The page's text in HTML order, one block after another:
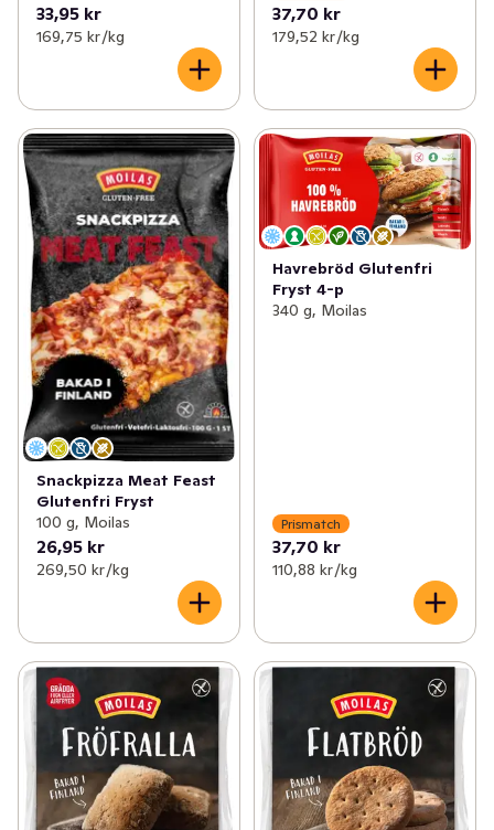
33,95 kr
169,75 kr /kg
37,70 kr
179,52 kr /kg
Snackpizza Meat Feast
Glutenfri Fryst
100 g, Moilas
26,95 kr
269,50 kr /kg
Havrebröd Glutenfri
Fryst 4-p
340 g, Moilas
Prismatch
37,70 kr
110,88 kr /kg